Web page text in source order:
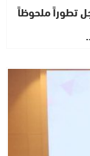
تطوراً ملحوظاً